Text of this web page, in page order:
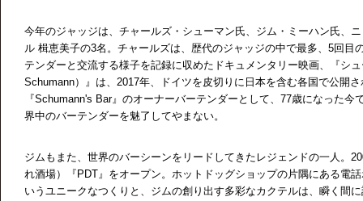
今年のジャッジは、チャールズ・シューマン氏、ジム・ミーハン氏、
ル 楫恵美子の3名。チャールズは、歴代のジャッジの中で最多、5回目
テンダーと交流する様子を記録に収めたドキュメンタリー映画、『シ
Schumann）』は、2017年、ドイツを皮切りに日本を含む各国で公開
『Schumann's Bar』のオーナーバーテンダーとして、77歳になった
界中のバーテンダーを魅了してやまない。
ジムもまた、世界のバーシーンをリードしてきたレジェンドの一人。
れ酒場）『PDT』をオープン。ホットドッグショップの片隅にある電
いうユニークなつくりと、ジムの創り出す多彩なカクテルは、瞬く間